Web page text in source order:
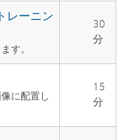
レーニン
す。
30
分
に配置し
15
分